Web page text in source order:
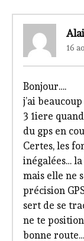
16
Bonjour….
j’ai
3 1iere
du gps en
Certes, les
inégalées…
mais elle ne
précision
sert de se
ne te
bonne route…